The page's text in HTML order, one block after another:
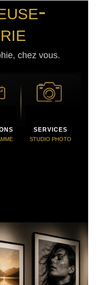
chez vous.
SERVICES
STUDIO PHOTO